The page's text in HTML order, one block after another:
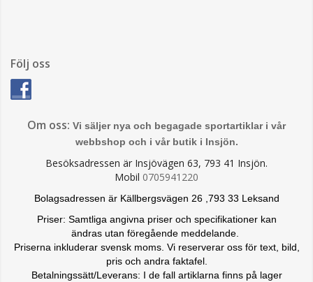
Följ oss
Om oss: Vi säljer nya och begagade sportartiklar i vår
webbshop och i vår butik i Insjön.
Besöksadressen är Insjövägen 63, 793 41 Insjön.
Mobil 0705941220
Bolagsadressen är Källbergsvägen 26 ,793 33 Leksand
Priser: Samtliga angivna priser och specifikationer kan
ändras utan föregående meddelande.
Priserna inkluderar svensk moms. Vi reserverar oss för text, bild,
pris och andra faktafel.
Betalningssätt/Leverans: I de fall artiklarna finns på lager